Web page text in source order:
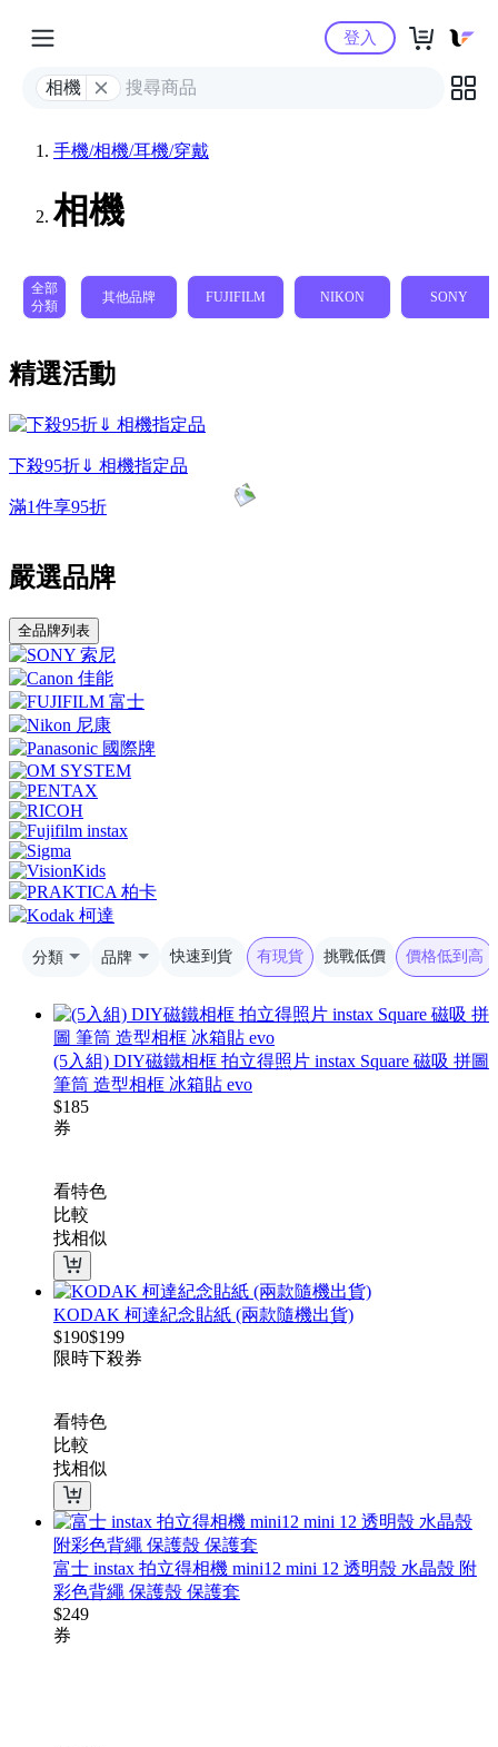
Yahoo購物中心
相機
登入
手機/相機/耳機/穿戴
相機
全部
分類
其他品牌 FUJIFILM NIKON SONY
精選活動
下殺95折⇓ 相機指定品
滿1件享95折
嚴選品牌
全品牌列表
分類 品牌 快速到貨 有現貨 挑戰低價 價格低到高
(5入組) DIY磁鐵相框 拍立得照片 instax Square 磁吸 拼圖
筆筒 造型相框 冰箱貼 evo
$185
券
看特色
比較
找相似
KODAK 柯達紀念貼紙 (兩款隨機出貨)
$190$199
限時下殺券
看特色
比較
找相似
富士 instax 拍立得相機 mini12 mini 12 透明殼 水晶殼 附
彩色背繩 保護殼 保護套
$249
券